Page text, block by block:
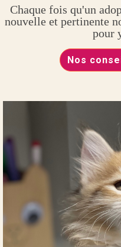
Chaque fois qu'un
nouvelle et pertinente
pour
Nos